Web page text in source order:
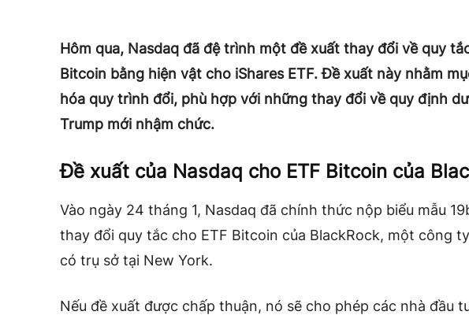
Hôm qua, Nasdaq đã đệ trình một đề xuất thay đổi về quy
Bitcoin bằng hiện vật cho iShares ETF. Đề xuất này nhằm
hóa quy trình đổi, phù hợp với những thay đổi về quy định
Trump mới nhậm chức.
Đề xuất của Nasdaq cho ETF Bitcoin của
Vào ngày 24 tháng 1, Nasdaq đã chính thức nộp biểu mẫu
thay đổi quy tắc cho ETF Bitcoin của BlackRock, một công
có trụ sở tại New York.
Nếu đề xuất được chấp thuận, nó sẽ cho phép các nhà đầu